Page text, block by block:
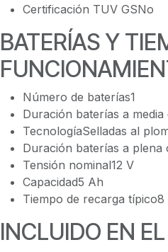
Certificación TUV GSNo
BATERÍAS Y
Número de baterías1
Duración baterías a
TecnologíaSelladas al
Duración baterías a plena
Tensión nominal12 V
Capacidad5 Ah
Tiempo de recarga típico8
INCLUIDO EN